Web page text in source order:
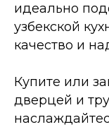
идеально
узбекской
качество и
Купите или
дверцей и